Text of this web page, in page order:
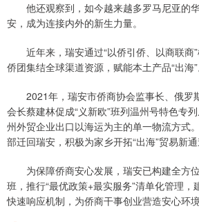
他还观察到，如今越来越多罗马尼亚的
安，成为连接内外的新生力量。
近年来，瑞安通过“以侨引侨、以商联商
侨团集结全球渠道资源，赋能本土产品“出海”
2021年，瑞安市侨商协会监事长、俄罗
会长蔡建林促成“义新欧”班列温州号特色专
州外贸企业出口以海运为主的单一物流方式
部迁回瑞安，积极为家乡开拓“出海”贸易新通
为保障侨商安心发展，瑞安已构建全方
班，推行“最优政策+最实服务”清单化管理，
快速响应机制，为侨商干事创业营造安心环